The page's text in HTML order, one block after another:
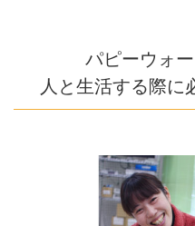
パピーウォ
人と生活する際に